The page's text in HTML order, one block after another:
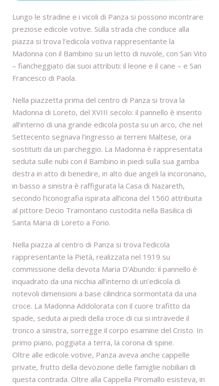
Lungo le stradine e i vicoli di Panza si possono incontrare
preziose edicole votive. Sulla strada che conduce alla
piazza si trova l’edicola votiva rappresentante la
Madonna con il Bambino su un letto di nuvole, con San Vito
– fiancheggiato dai suoi attributi: il leone e il cane – e San
Francesco di Paola.
Nella piazzetta prima del centro di Panza si trova la
Madonna di Loreto, del XVIII secolo: il pannello è inserito
all’interno di una grande edicola posta su un arco, che nel
Settecento segnava l’ingresso ai terreni Maltese, ora
sostituiti da un parcheggio. La Madonna è rappresentata
seduta sulle nubi con il Bambino in piedi sulla sua gamba
destra in atto di benedire, in alto due angeli la incoronano,
in basso a sinistra è raffigurata la Casa di Nazareth,
secondo l’iconografia ispirata all’icona del 1560 attribuita
al pittore Decio Tramontano custodita nella Basilica di
Santa Maria di Loreto a Forio.
Nella piazza al centro di Panza si trova l’edicola
rappresentante la Pietà, realizzata nel 1919 su
commissione della devota Maria D’Abundo: il pannello è
inquadrato da una nicchia all’interno di un’edicola di
notevoli dimensioni a base cilindrica sormontata da una
croce. La Madonna Addolorata con il cuore trafitto da
spade, seduta ai piedi della croce di cui si intravede il
tronco a sinistra, sorregge il corpo esamine del Cristo. In
primo piano, poggiata a terra, la corona di spine.
Oltre alle edicole votive, Panza aveva anche cappelle
private, frutto della devozione delle famiglie nobiliari di
questa contrada. Oltre alla Cappella Piromallo esisteva, in